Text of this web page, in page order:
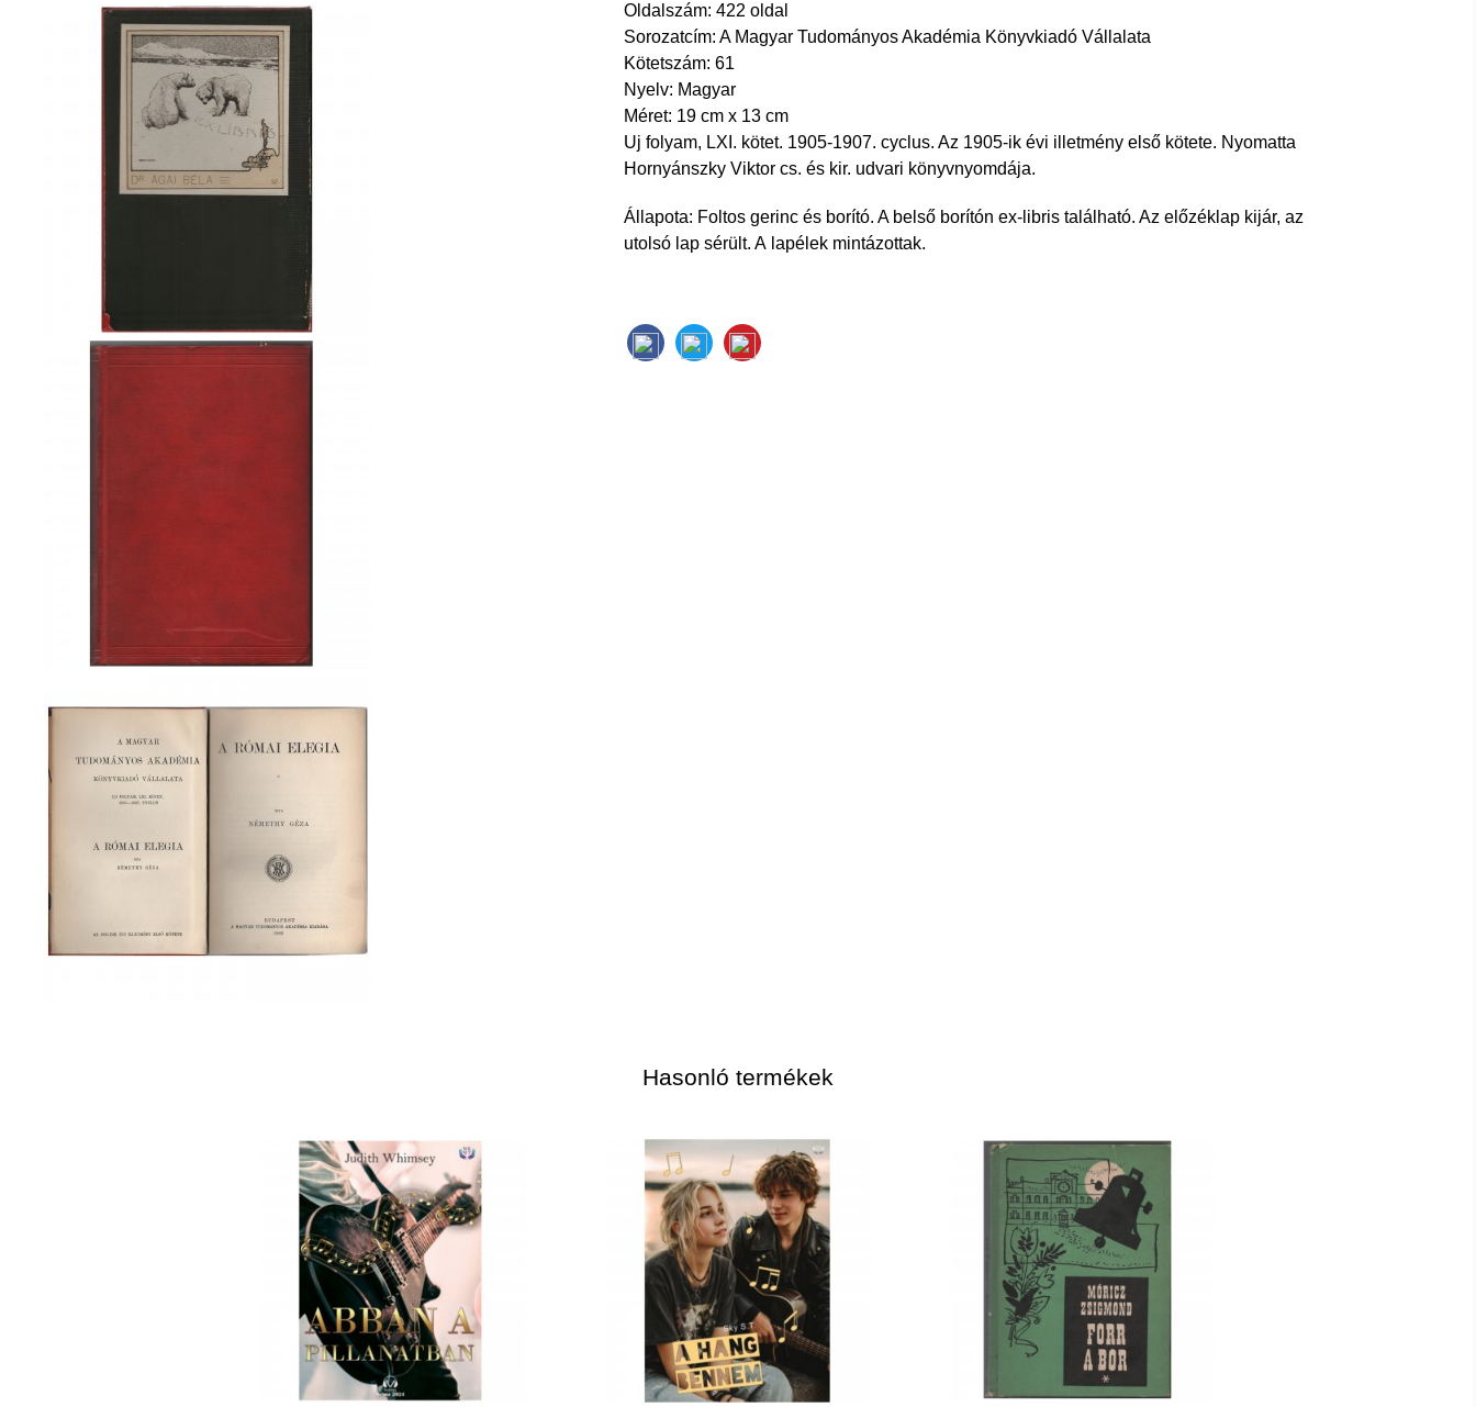
Oldalszám: 422 oldal
Sorozatcím: A Magyar Tudományos Akadémia Könyvkiadó Vállalata
Kötetszám: 61
Nyelv: Magyar
Méret: 19 cm x 13 cm
Uj folyam, LXI. kötet. 1905-1907. cyclus. Az 1905-ik évi illetmény első kötete. Nyomatta
Hornyánszky Viktor cs. és kir. udvari könyvnyomdája.
Állapota: Foltos gerinc és borító. A belső borítón ex-libris található. Az előzéklap kijár, az
utolsó lap sérült. A lapélek mintázottak.
Hasonló termékek